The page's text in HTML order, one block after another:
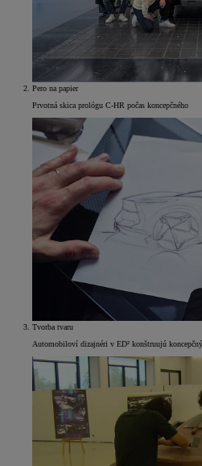
Pero na papier
Prvotná skica prológu C-HR počas koncepčného
Tvorba tvaru
Automobiloví dizajnéri v ED² konštruujú